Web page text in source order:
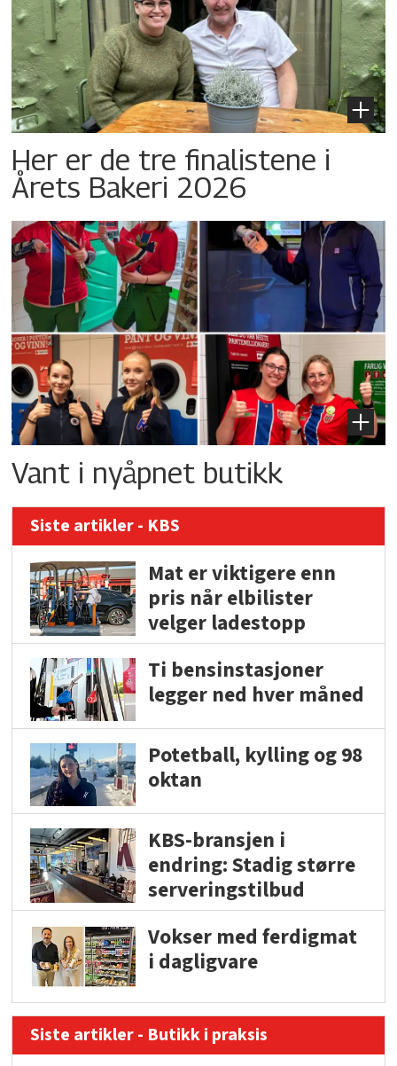
Her er de tre finalistene i
Årets Bakeri 2026
Vant i nyåpnet butikk
Siste artikler - KBS
Mat er viktigere enn
pris når elbilister
velger ladestopp
Ti bensinstasjoner
legger ned hver måned
Potetball, kylling og 98
oktan
KBS-bransjen i
endring: Stadig større
serveringstilbud
Vokser med ferdigmat
i dagligvare
Siste artikler - Butikk i praksis